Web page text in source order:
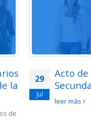
interinos de